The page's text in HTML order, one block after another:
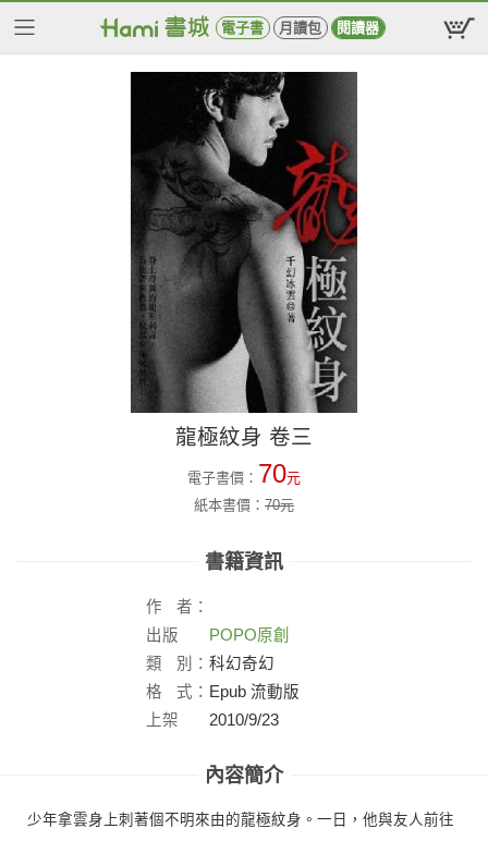
電子書 月讀包 閱讀器
龍極紋身 卷三
電子書價： 70元
紙本書價： 70元
書籍資訊
作
者：
出版
社：
POPO原創
類
別： 科幻奇幻
格
式： Epub 流動版
上架
2010/9/23
內容簡介
少年拿雲身上刺著個不明來由的龍極紋身。一日，他與友人前往